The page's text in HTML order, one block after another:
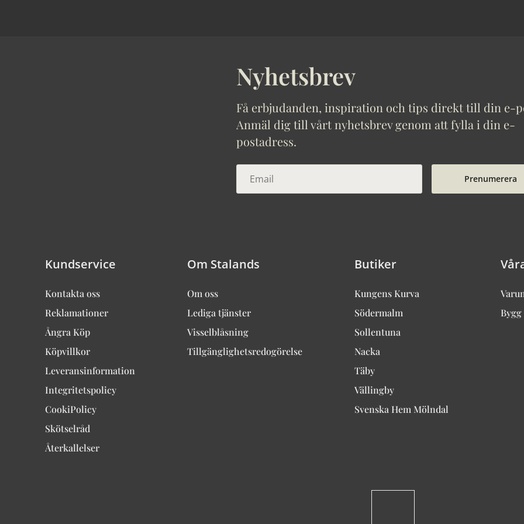
Nyhetsbrev
Få erbjudanden, inspiration och tips direkt till din e-
Anmäl dig till vårt nyhetsbrev genom att fylla i din e-
postadress.
Prenumerera
Kundservice
Kontakta oss
Reklamationer
Ångra Köp
Köpvillkor
Leveransinformation
Integritetspolicy
CookiPolicy
Skötselråd
Återkallelser
Om Stalands
Om oss
Lediga tjänster
Visselblåsning
Tillgänglighetsredogörelse
Butiker
Kungens Kurva
Södermalm
Sollentuna
Nacka
Täby
Vällingby
Svenska Hem Mölndal